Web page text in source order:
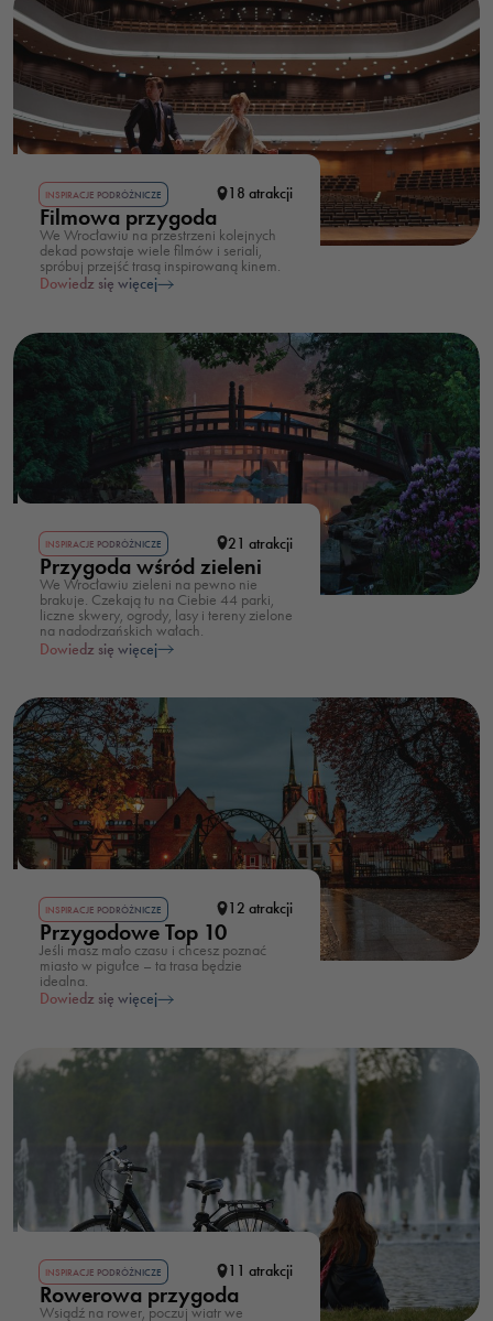
INSPIRACJE PODRÓŻNICZE 18 atrakcji
Filmowa przygoda
We Wrocławiu na przestrzeni kolejnych
dekad powstaje wiele filmów i seriali,
spróbuj przejść trasą inspirowaną kinem.
Dowiedz się więcej
INSPIRACJE PODRÓŻNICZE 21 atrakcji
Przygoda wśród zieleni
We Wrocławiu zieleni na pewno nie
brakuje. Czekają tu na Ciebie 44 parki,
liczne skwery, ogrody, lasy i tereny zielone
na nadodrzańskich wałach.
Dowiedz się więcej
INSPIRACJE PODRÓŻNICZE 12 atrakcji
Przygodowe Top 10
Jeśli masz mało czasu i chcesz poznać
miasto w pigułce – ta trasa będzie
idealna.
Dowiedz się więcej
INSPIRACJE PODRÓŻNICZE 11 atrakcji
Rowerowa przygoda
Wsiądź na rower, poczuj wiatr we